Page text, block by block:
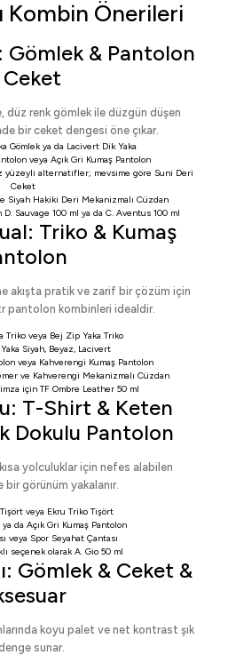
Kombin Önerileri
Gömlek & Pantolon
Ceket
düz renk gömlek ile düzgün düşen
bir ceket dengesi öne çıkar.
Gömlek ya da Lacivert Dik Yaka
veya Açık Gri Kumaş Pantolon
yüzeyli alternatifler; mevsime göre Suni Deri
Ceket
Siyah Hakiki Deri Mekanizmalı Cüzdan
D. Sauvage 100 ml ya da C. Aventus 100 ml
Triko & Kumaş
akışta pratik ve zarif bir çözüm için
pantolon kombinleri idealdir.
Triko veya Bej Zip Yaka Triko
Siyah, Beyaz, Lacivert
veya Kahverengi Kumaş Pantolon
ve Kahverengi Mekanizmalı Cüzdan
imza içinTF Ombre Leather 50 ml
T-Shirt & Keten
Dokulu Pantolon
yolculuklar için nefes alabilen
bir görünüm yakalanır.
veya Ekru Triko Tişört
ya da Açık Gri Kumaş Pantolon
veya Spor Seyahat Çantası
seçenek olarak A. Gio 50 ml
Gömlek & Ceket &
koyu palet ve net kontrast şık
sunar.